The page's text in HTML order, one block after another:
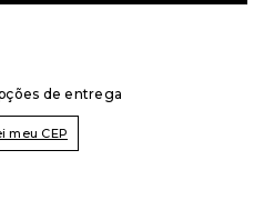
de entrega
meu CEP